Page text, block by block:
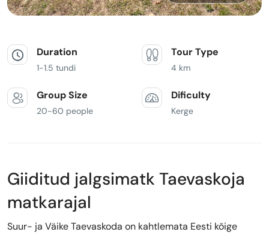
Duration
1-1.5 tundi
Tour Type
4 km
Group Size
20-60 people
Dificulty
Kerge
Giiditud jalgsimatk Taevaskoja
matkarajal
Suur- ja Väike Taevaskoda on kahtlemata Eesti kõige